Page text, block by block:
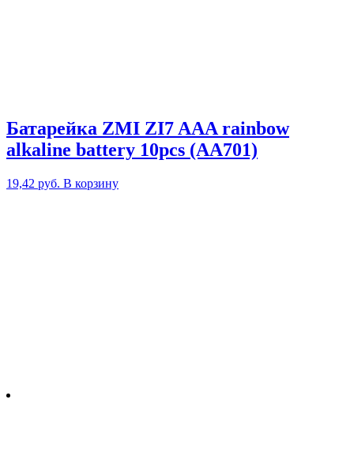
Батарейка ZMI ZI7 AAA rainbow
alkaline battery 10pcs (AA701)
19,42 руб. В корзину